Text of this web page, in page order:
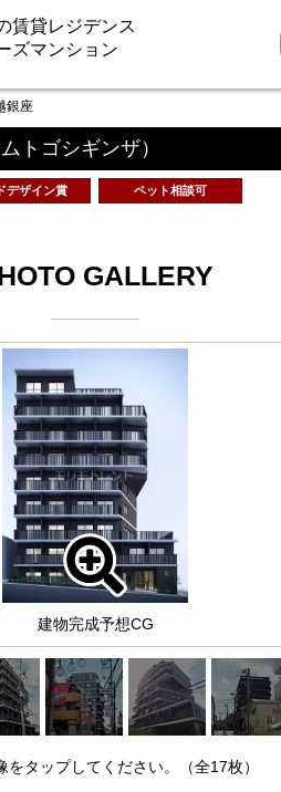
賃貸レジデンス
ズマンション
銀座
ムトゴシギンザ）
デザイン賞 ペット相談可
GALLERY
建物完成予想CG
をタップしてください。（全17枚）